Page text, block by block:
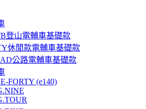
登山電輔車基礎款
休閒款電輔車基礎款
公路電輔車基礎款
FORTY (e140)